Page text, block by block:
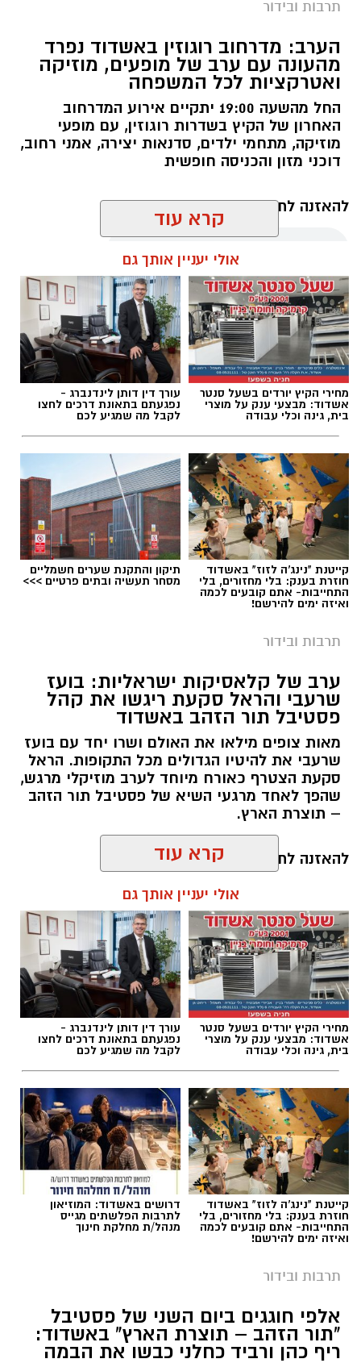
תרבות ובידור
הערב: מדרחוב רוגוזין באשדוד נפרד
מהעונה עם ערב של מופעים, מוזיקה
ואטרקציות לכל המשפחה
החל מהשעה 19:00 יתקיים אירוע המדרחוב
האחרון של הקיץ בשדרות רוגוזין, עם מופעי
מוזיקה, מתחמי ילדים, סדנאות יצירה, אמני רחוב,
דוכני מזון והכניסה חופשית
להאזנה לתוכן:
עופר אשטוקר / 11:52 06.08.26
תגים:מדרחוב רוגוזין אשדוד
קרדיט צילום: ODREY, טים נודלמן
עיריית אשדוד מזמינה את תושבי העיר והסביבה
לחגוג את אירוע המדרחוב האחרון של הקיץ,
שייערך ביום חמישי החל מהשעה 19:00 בשדרות
רוגוזין.
לאורך השדרה ייהנו המבקרים מערב חגיגי וצבעוני
לכל המשפחה, עם הולכי קביים, ליצנים, קוסמים,
ואווירה קיצית לצד הבריזה מהים.
על הבמה המרכזית יופיעו אנסמבל מדבר, Blues
Power, ג'ויה ואבי בן עמרם במופע בוזוקי. במקביל,
במתחם הילדים יתקיימו מופעים של מורן קסם,
אריק מלך החיות וניבה קשת.
אירועי המדרחוב לקיץ 2026, ומזמינים את הציבור
להגיע, לטייל בין הדוכנים, ליהנות מהמופעים ולסיים
קרא עוד
אולי יעניין אותך גם
מחירי הקיץ יורדים בשעל סנטר
אשדוד: מבצעי ענק על מוצרי
בית, גינה וכלי עבודה
עורך דין דותן לינדנברג -
נפגעתם בתאונת דרכים לחצו
לקבל מה שמגיע לכם
קייטנת "נינג'ה לזוז" באשדוד
חוזרת בענק: בלי מחזורים, בלי
התחייבות- אתם קובעים לכמה
ואיזה ימים להירשם!
תיקון והתקנת שערים חשמליים
מסחר תעשיה ובתים פרטיים >>>
תרבות ובידור
ערב של קלאסיקות ישראליות: בועז
שרעבי והראל סקעת ריגשו את קהל
פסטיבל תור הזהב באשדוד
מאות צופים מילאו את האולם ושרו יחד עם בועז
שרעבי את להיטיו הגדולים מכל התקופות. הראל
סקעת הצטרף כאורח מיוחד לערב מוזיקלי מרגש,
שהפך לאחד מרגעי השיא של פסטיבל תור הזהב
– תוצרת הארץ.
להאזנה לתוכן:
אלדה נתנאל / 08:18 06.08.26
תגים:פסטיבל תור הזהב באשדוד
צילום טוביה סגל
קרא עוד
אולי יעניין אותך גם
מחירי הקיץ יורדים בשעל סנטר
אשדוד: מבצעי ענק על מוצרי
בית, גינה וכלי עבודה
עורך דין דותן לינדנברג -
נפגעתם בתאונת דרכים לחצו
לקבל מה שמגיע לכם
קייטנת "נינג'ה לזוז" באשדוד
חוזרת בענק: בלי מחזורים, בלי
התחייבות- אתם קובעים לכמה
ואיזה ימים להירשם!
דרושים באשדוד: המוזיאון
לתרבות הפלשתים מגייס
מנהל/ת מחלקת חינוך
תרבות ובידור
אלפי חוגגים ביום השני של פסטיבל
"תור הזהב – תוצרת הארץ" באשדוד:
ריף כהן ורביד כחלני כבשו את הבמה